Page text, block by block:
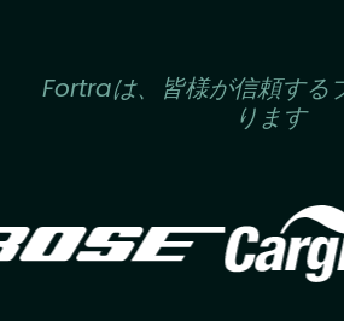
Fortraは、皆様が信頼する
ります